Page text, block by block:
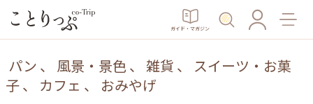
ガイド・マガジン
パン 、 風景・景色、 雑貨 、 スイーツ・お菓
子、 カフェ 、 おみやげ